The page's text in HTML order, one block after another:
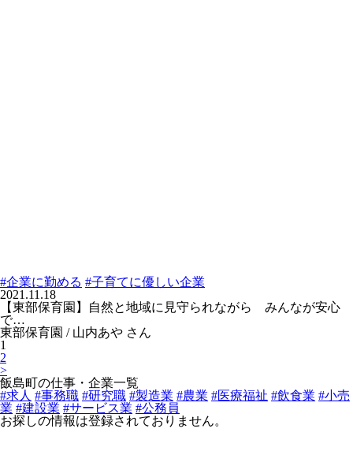
#企業に勤める #子育てに優しい企業
2021.11.18
【東部保育園】自然と地域に見守られながら みんなが安心
で…
東部保育園 / 山内あや さん
1
2
>
飯島町の仕事・企業一覧
#求人 #事務職 #研究職 #製造業 #農業 #医療福祉 #飲食業 #小売
業 #建設業 #サービス業 #公務員
お探しの情報は登録されておりません。